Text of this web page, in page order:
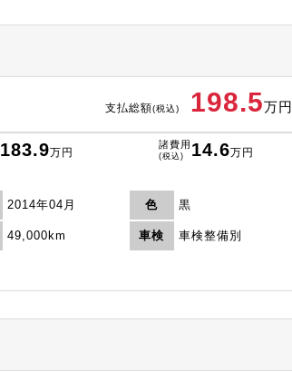
支払総額(税込) 198.5万円
183.9万円
諸費用
(税込) 14.6万円
2014年04月 色 黒
49,000km 車検 車検整備別